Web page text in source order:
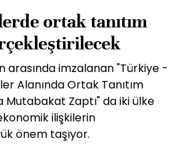
ortak tanıtım
arasında imzalanan "Türkiye -
Alanında Ortak Tanıtım
Mutabakat Zaptı" da iki ülke
ilişkilerin
önem taşıyor.